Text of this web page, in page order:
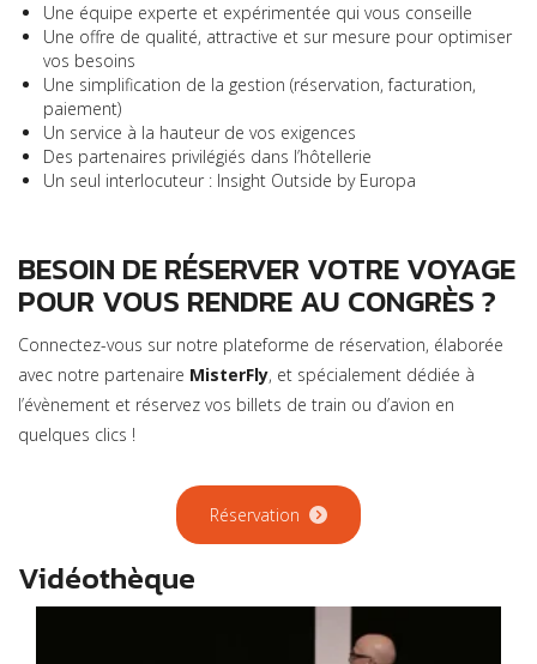
Une équipe experte et expérimentée qui vous conseille
Une offre de qualité, attractive et sur mesure pour optimiser
vos besoins
Une simplification de la gestion (réservation, facturation,
paiement)
Un service à la hauteur de vos exigences
Des partenaires privilégiés dans l’hôtellerie
Un seul interlocuteur : Insight Outside by Europa
BESOIN DE RÉSERVER VOTRE VOYAGE
POUR VOUS RENDRE AU CONGRÈS ?
Connectez-vous sur notre plateforme de réservation, élaborée
avec notre partenaire MisterFly, et spécialement dédiée à
l’évènement et réservez vos billets de train ou d’avion en
quelques clics !
Réservation
Vidéothèque